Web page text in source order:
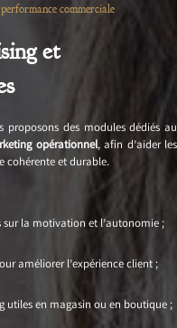
commerciale
et
des modules dédiés au
opérationnel, afin d’aider les
cohérente et durable.
la motivation et l’autonomie ;
améliorer l’expérience client ;
utiles en magasin ou en boutique ;